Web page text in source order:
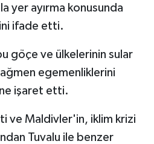
yer ayırma konusunda
ifade etti.
göçe ve ülkelerinin sular
egemenliklerini
işaret etti.
ve Maldivler'in, iklim krizi
Tuvalu ile benzer